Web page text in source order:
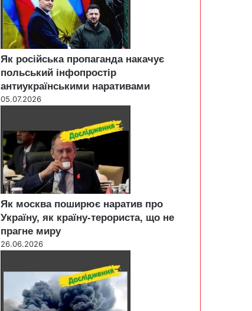
Як російська пропаганда накачує
польський інфопростір
антиукраїнськими наративами
05.07.2026
Як москва поширює наратив про
Україну, як країну-терориста, що не
прагне миру
26.06.2026